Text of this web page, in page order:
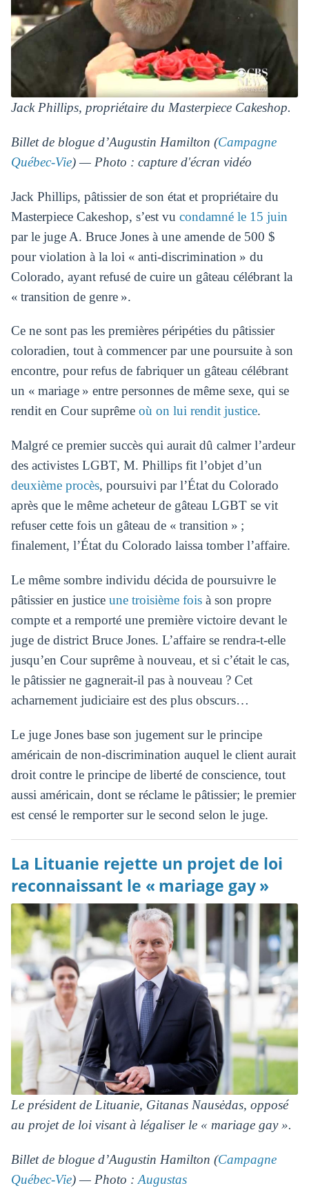
Jack Phillips, propriétaire du Masterpiece Cakeshop.
Billet de blogue d’Augustin Hamilton (Campagne
Québec-Vie) — Photo : capture d'écran vidéo
Jack Phillips, pâtissier de son état et propriétaire du
Masterpiece Cakeshop, s’est vu condamné le 15 juin
par le juge A. Bruce Jones à une amende de 500 $
pour violation à la loi « anti-discrimination » du
Colorado, ayant refusé de cuire un gâteau célébrant la
« transition de genre ».
Ce ne sont pas les premières péripéties du pâtissier
coloradien, tout à commencer par une poursuite à son
encontre, pour refus de fabriquer un gâteau célébrant
un « mariage » entre personnes de même sexe, qui se
rendit en Cour suprême où on lui rendit justice.
Malgré ce premier succès qui aurait dû calmer l’ardeur
des activistes LGBT, M. Phillips fit l’objet d’un
deuxième procès, poursuivi par l’État du Colorado
après que le même acheteur de gâteau LGBT se vit
refuser cette fois un gâteau de « transition » ;
finalement, l’État du Colorado laissa tomber l’affaire.
Le même sombre individu décida de poursuivre le
pâtissier en justice une troisième foisà son propre
compte et a remporté une première victoire devant le
juge de district Bruce Jones. L’affaire se rendra-t-elle
jusqu’en Cour suprême à nouveau, et si c’était le cas,
le pâtissier ne gagnerait-il pas à nouveau ? Cet
acharnement judiciaire est des plus obscurs…
Le juge Jones base son jugement sur le principe
américain de non-discrimination auquel le client aurait
droit contre le principe de liberté de conscience, tout
aussi américain, dont se réclame le pâtissier; le premier
est censé le remporter sur le second selon le juge.
La Lituanie rejette un projet de loi
reconnaissant le « mariage gay »
Le président de Lituanie, Gitanas Nausėdas, opposé
au projet de loi visant à légaliser le « mariage gay ».
Billet de blogue d’Augustin Hamilton (Campagne
Québec-Vie) — Photo :Augustas